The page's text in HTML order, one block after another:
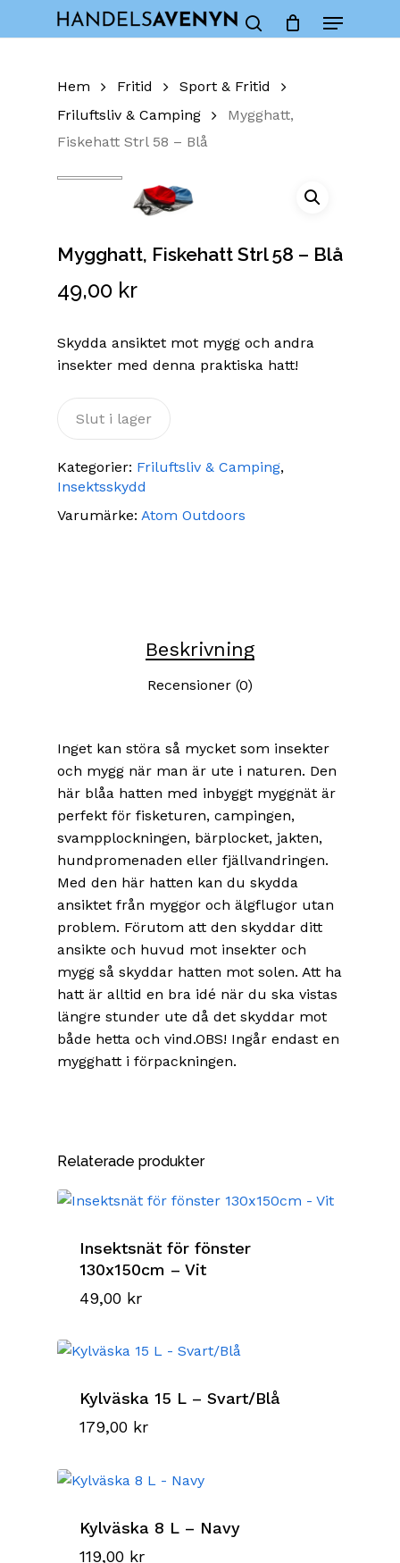
Menu
Cart Close
Hem Fritid
Sport & Fritid
Friluftsliv & Camping
Mygghatt,
Fiskehatt Strl 58 – Blå
Mygghatt, Fiskehatt Strl 58 – Blå
49,00 kr
Skydda ansiktet mot mygg och andra
insekter med denna praktiska hatt!
Slut i lager
Kategorier: Friluftsliv & Camping,
Insektsskydd
Varumärke: Atom Outdoors
Beskrivning
Recensioner (0)
Inget kan störa så mycket som insekter
och mygg när man är ute i naturen. Den
här blåa hatten med inbyggt myggnät är
perfekt för fisketuren, campingen,
svampplockningen, bärplocket, jakten,
hundpromenaden eller fjällvandringen.
Med den här hatten kan du skydda
ansiktet från myggor och älgflugor utan
problem. Förutom att den skyddar ditt
ansikte och huvud mot insekter och
mygg så skyddar hatten mot solen. Att ha
hatt är alltid en bra idé när du ska vistas
längre stunder ute då det skyddar mot
både hetta och vind.OBS! Ingår endast en
mygghatt i förpackningen.
Relaterade produkter
Insektsnät för fönster
130x150cm – Vit
49,00 kr
Kylväska 15 L – Svart/Blå
179,00 kr
Kylväska 8 L – Navy
119,00 kr